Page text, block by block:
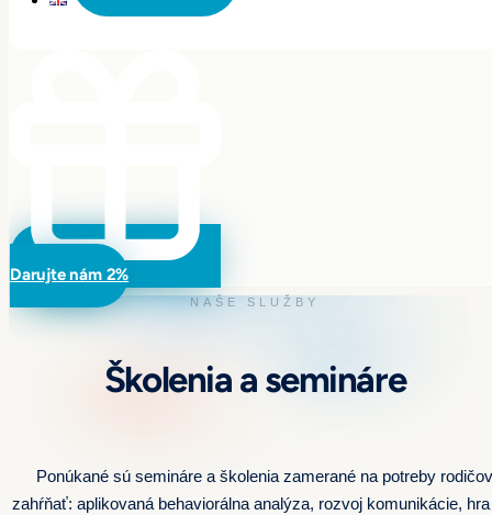
Darujte nám 2%
NAŠE SLUŽBY
Školenia a semináre
Ponúkané sú semináre a školenia zamerané na potreby
zahŕňať: aplikovaná behaviorálna analýza, rozvoj komunikácie,